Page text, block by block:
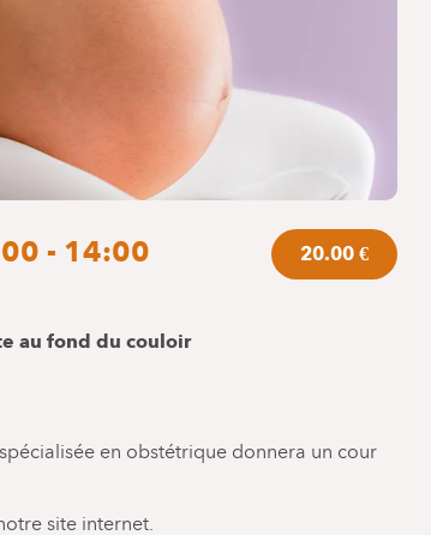
- 14:00
au fond du couloir
20.00 €
en obstétrique donnera un cour
site internet.